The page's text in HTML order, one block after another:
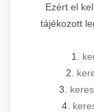
Ezért el
tájékozott
1.
2.
3.
4.